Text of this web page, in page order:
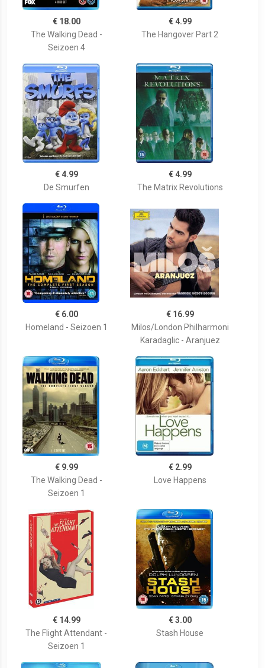
€ 18.00
The Walking Dead -
Seizoen 4
€ 4.99
The Hangover Part 2
€ 4.99
De Smurfen
€ 4.99
The Matrix Revolutions
€ 6.00
Homeland - Seizoen 1
€ 16.99
Milos/London Philharmoni
Karadaglic - Aranjuez
€ 9.99
The Walking Dead -
Seizoen 1
€ 2.99
Love Happens
€ 14.99
The Flight Attendant -
Seizoen 1
€ 3.00
Stash House